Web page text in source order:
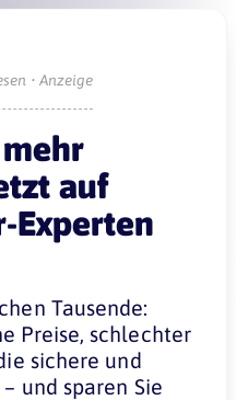
• Anzeige
auf
Experten
Tausende:
Preise, schlechter
sichere und
und sparen Sie